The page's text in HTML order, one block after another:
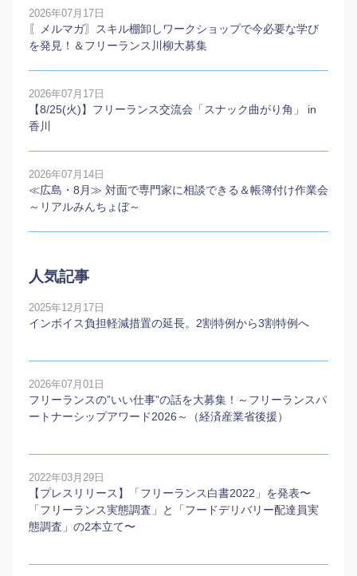
2026年07月17日
〖メルマガ〗スキル棚卸しワークショップで今必要な学び
を発見！＆フリーランス川柳大募集
2026年07月17日
【8/25(火)】フリーランス交流会「スナック曲がり角」 in
香川
2026年07月14日
≪広島・8月≫ 対面で専門家に相談できる＆帳簿付け作業会
～リアルみんちょぼ～
人気記事
2025年12月17日
インボイス負担軽減措置の延長。2割特例から3割特例へ
2026年07月01日
フリーランスの”いい仕事”の話を大募集！～フリーランスパ
ートナーシップアワード2026～（経済産業省後援）
2022年03月29日
【プレスリリース】「フリーランス白書2022」を発表〜
「フリーランス実態調査」と「フードデリバリー配達員実
態調査」の2本⽴て〜